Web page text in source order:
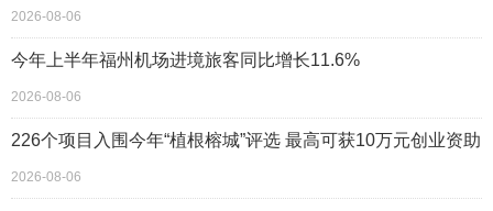
2026-08-06
今年上半年福州机场进境旅客同比增长11.6%
2026-08-06
226个项目入围今年“植根榕城”评选 最高可获10万元创业资助
2026-08-06